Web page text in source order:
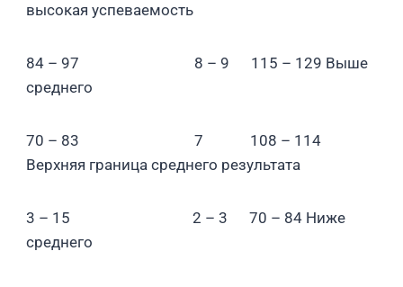
высокая успеваемость
84 – 97 8 – 9 115 – 129 Выше
среднего
70 – 83 7 108 – 114
Верхняя граница среднего результата
3 – 15 2 – 3 70 – 84 Ниже
среднего